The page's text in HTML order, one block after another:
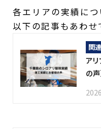
各エリアの実績につ
以下の記事もあわせ
関
ア
の声